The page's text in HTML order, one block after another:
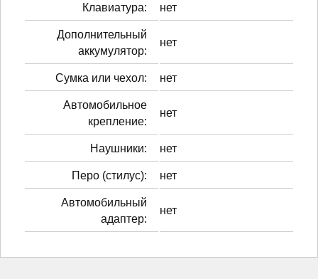
Клавиатура: нет
Дополнительный
аккумулятор:
нет
Сумка или чехол: нет
Автомобильное
крепление:
нет
Наушники: нет
Перо (стилус): нет
Автомобильный
адаптер:
нет